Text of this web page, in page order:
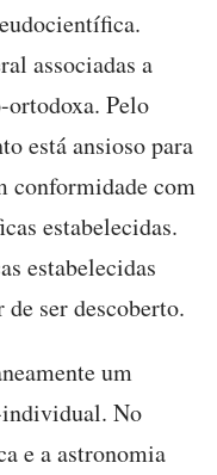
associadas a
ortodoxa. Pelo
está ansioso para
conformidade com
estabelecidas.
estabelecidas
ser descoberto.
um
No
e a astronomia